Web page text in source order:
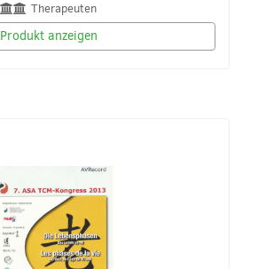
Therapeuten
Produkt anzeigen